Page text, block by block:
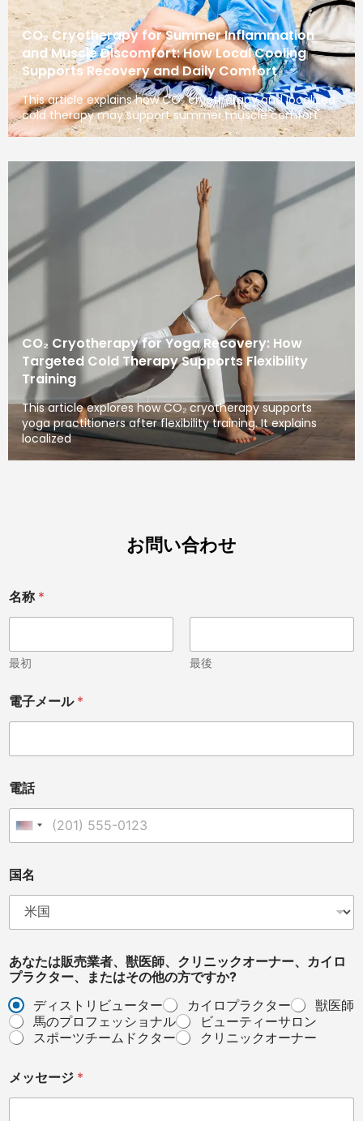
CO₂ Cryotherapy for Summer Inflammation
and Muscle Discomfort: How Local Cooling
Supports Recovery and Daily Comfort
This article explains how CO₂ cryotherapy and localized
cold therapy may support summer muscle comfort
CO₂ Cryotherapy for Yoga Recovery: How
Targeted Cold Therapy Supports Flexibility
Training
This article explores how CO₂ cryotherapy supports
yoga practitioners after flexibility training. It explains
localized
お問い合わせ
名称 *
最初 最後
電子メール *
電話
United States +1
話
電
e
国名
あなたは販売業者、獣医師、クリニックオーナー、カイロ
プラクター、またはその他の方ですか?
ディストリビューター
カイロプラクター
獣医師
馬のプロフェッショナル
ビューティーサロン
スポーツチームドクター
クリニックオーナー
メッセージ *